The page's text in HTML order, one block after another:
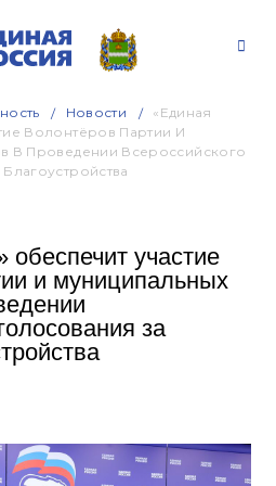
Новости
«Единая
Волонтёров Партии И
В Проведении Всероссийского
участие
и муниципальных
за